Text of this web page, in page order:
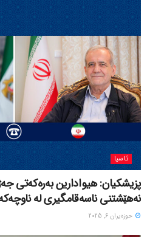
ئاسیا
پزیشکیان: هیوادارین بەرەکەتی
نەهێشتنی ناسەقامگیری لە
حوزه‌یران 6, 2025